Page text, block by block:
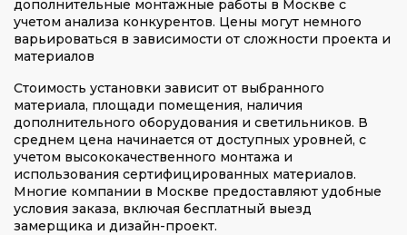
дополнительные монтажные работы в Москве с
учетом анализа конкурентов. Цены могут немного
варьироваться в зависимости от сложности проекта и
материалов
Стоимость установки зависит от выбранного
материала, площади помещения, наличия
дополнительного оборудования и светильников. В
среднем цена начинается от доступных уровней, с
учетом высококачественного монтажа и
использования сертифицированных материалов.
Многие компании в Москве предоставляют удобные
условия заказа, включая бесплатный выезд
замерщика и дизайн-проект.